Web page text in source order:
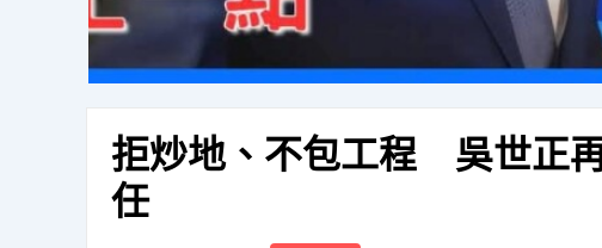
拒炒地、不包工程 吳世正
任